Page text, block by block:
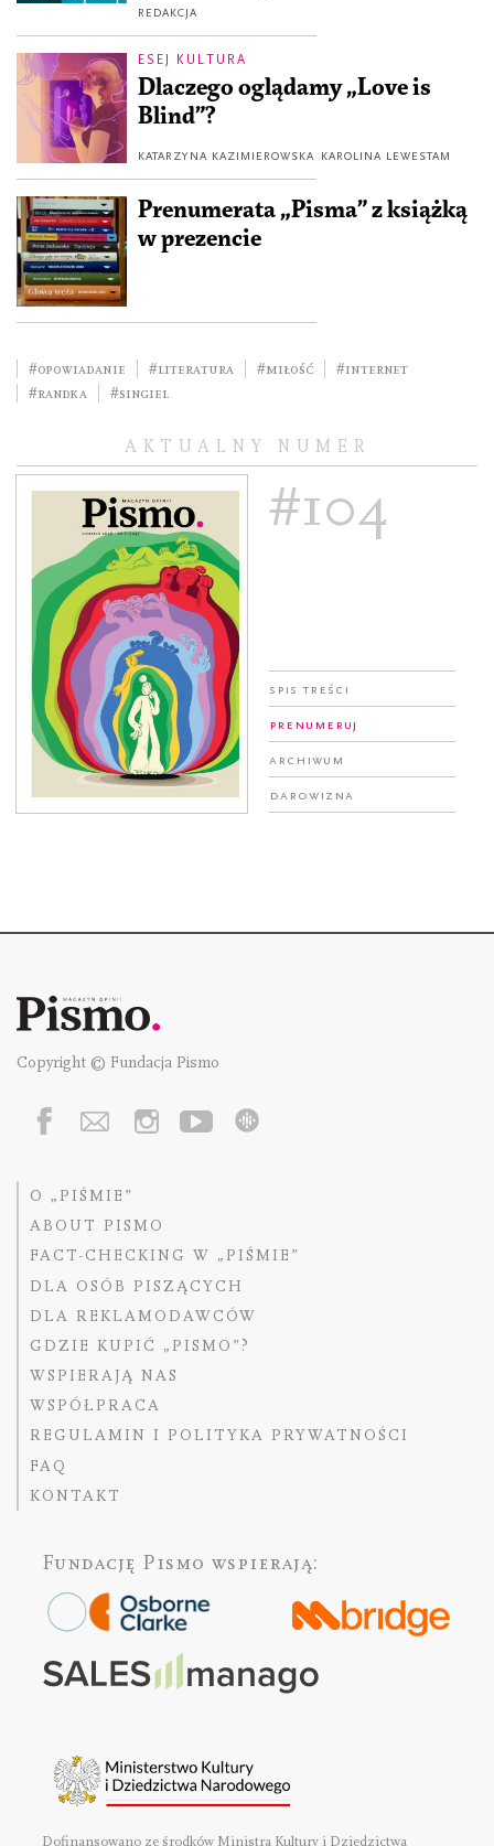
REDAKCJA
ESEJ KULTURA
Dlaczego oglądamy „Love is
Blind”?
KATARZYNA KAZIMIEROWSKA KAROLINA LEWESTAM
Prenumerata „Pisma” z książką
w prezencie
#opowiadanie #literatura #miłość
#internet
#randka
#singiel
AKTUALNY NUMER
#104
Spis treści
Prenumeruj
Archiwum
Darowizna
Copyright © Fundacja Pismo
O „PIŚMIE”
ABOUT PISMO
FACT-CHECKING W „PIŚMIE”
DLA OSÓB PISZĄCYCH
DLA REKLAMODAWCÓW
GDZIE KUPIĆ „PISMO”?
WSPIERAJĄ NAS
WSPÓŁPRACA
REGULAMIN I POLITYKA PRYWATNOŚCI
FAQ
KONTAKT
Fundację Pismo wspierają:
Dofinansowano ze środków Ministra Kultury i Dziedzictwa